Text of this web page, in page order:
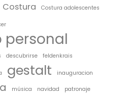
Costura Costura adolescentes
descubrirse feldenkrais
gestalt inauguracion
música navidad patronaje